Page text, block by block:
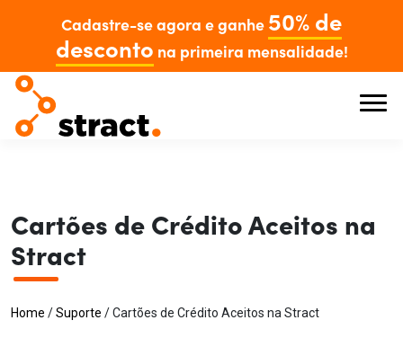
Cadastre-se agora e ganhe 50% de
desconto na primeira mensalidade!
Cartões de Crédito Aceitos na
Stract
Home /Suporte /Cartões de Crédito Aceitos na Stract